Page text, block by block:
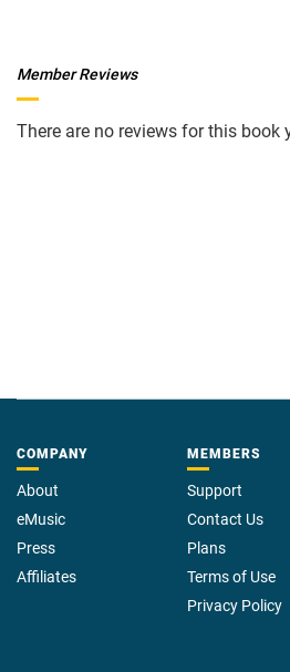
Member Reviews
There are no reviews for this book
COMPANY
About
eMusic
Press
Affiliates
MEMBERS
Support
Contact Us
Plans
Terms of Use
Privacy Policy